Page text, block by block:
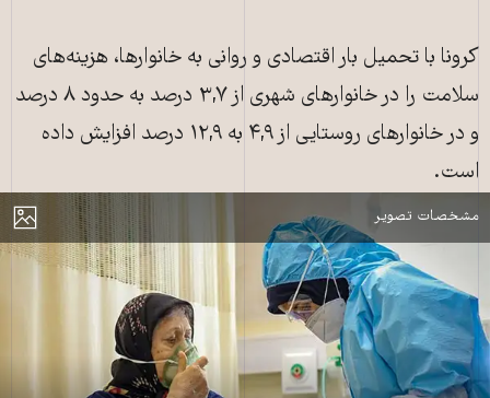
کرونا با تحمیل بار اقتصادی و روانی به خانوارها، هزینه‌های
سلامت را در خانوارهای شهری از ۳,۷ درصد به حدود ۸ درصد
و در خانوارهای روستایی از ۴,۹ به ۱۲,۹ درصد افزایش داده
است.
نمایش
مشخصات تصویر
کرونا در ایران ـ عکس از خبرگزاری تسنیم